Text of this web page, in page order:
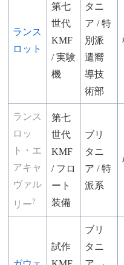
ランス
ロット
第七
世代
KMF
/ 実験
機
タニ
ア / 特
別派
遣嚮
導技
術部
ランス
ロッ
ト
・エ
アキャ
ヴァル
リー?
第七
世代
KMF
/ フロ
ート
装備
ブリ
タニ
ア / 特
派系
試作
ブリ
タニ